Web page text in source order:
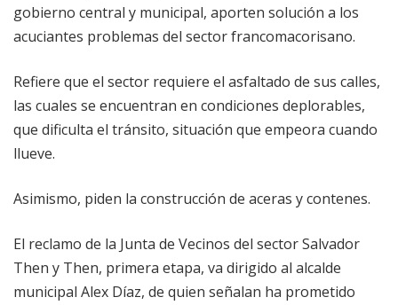
gobierno central y municipal, aporten solución a los
acuciantes problemas del sector francomacorisano.
Refiere que el sector requiere el asfaltado de sus calles,
las cuales se encuentran en condiciones deplorables,
que dificulta el tránsito, situación que empeora cuando
llueve.
Asimismo, piden la construcción de aceras y contenes.
El reclamo de la Junta de Vecinos del sector Salvador
Then y Then, primera etapa, va dirigido al alcalde
municipal Alex Díaz, de quien señalan ha prometido